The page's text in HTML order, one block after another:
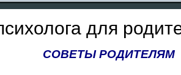
для
СОВЕТЫ РОДИТЕЛЯМ